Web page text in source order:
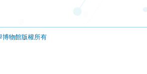
博物館版權所有